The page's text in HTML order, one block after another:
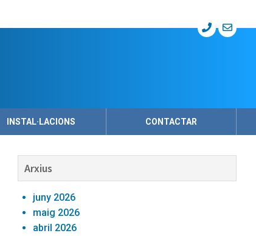
INSTAL·LACIONS CONTACTAR
Barra
lateral
primària
Arxius
juny 2026
maig 2026
abril 2026